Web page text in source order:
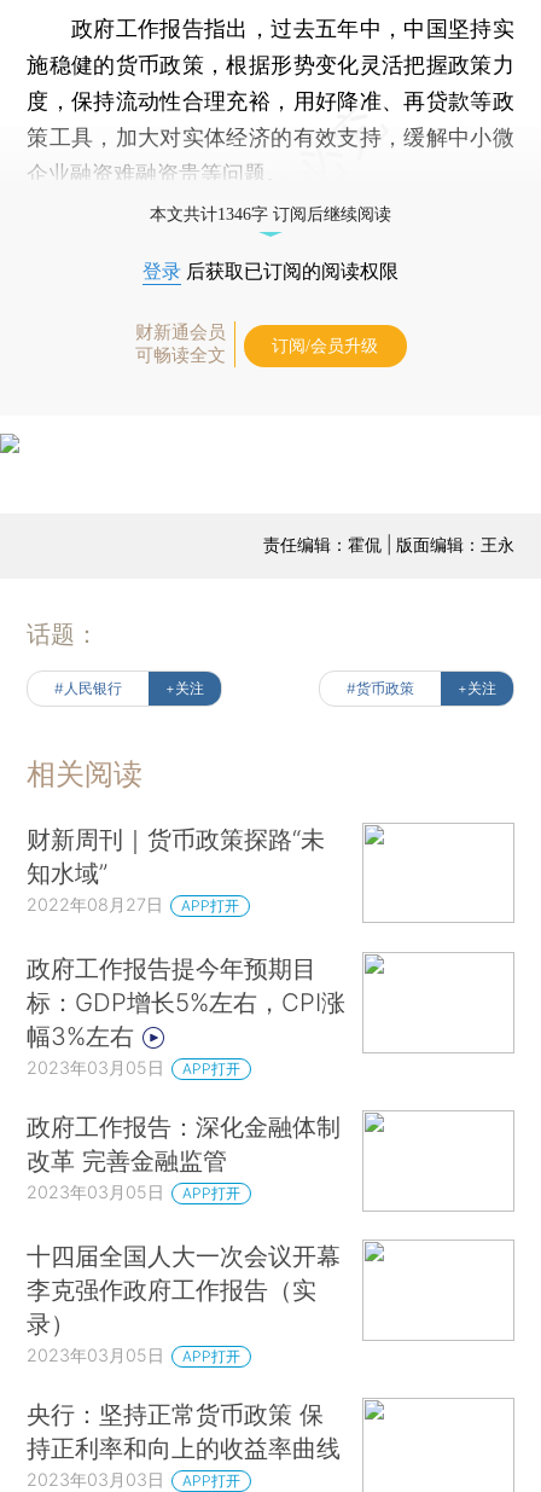
政府工作报告指出，过去五年中，中国坚持实
施稳健的货币政策，根据形势变化灵活把握政策力
度，保持流动性合理充裕，用好降准、再贷款等政
策工具，加大对实体经济的有效支持，缓解中小微
企业融资难融资贵等问题。
本文共计1346字 订阅后继续阅读
登录 后获取已订阅的阅读权限
财新通会员
可畅读全文
订阅/会员升级
责任编辑：霍侃 | 版面编辑：王永
话题：
#人民银行 +关注 #货币政策 +关注
相关阅读
财新周刊｜货币政策探路“未
知水域”
2022年08月27日 APP打开
政府工作报告提今年预期目
标：GDP增长5%左右，CPI涨
幅3%左右
2023年03月05日 APP打开
政府工作报告：深化金融体制
改革 完善金融监管
2023年03月05日 APP打开
十四届全国人大一次会议开幕
李克强作政府工作报告（实
录）
2023年03月05日 APP打开
央行：坚持正常货币政策 保
持正利率和向上的收益率曲线
2023年03月03日 APP打开